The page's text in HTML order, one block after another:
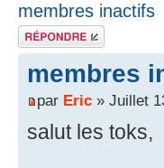
membres inactifs
Répondre
membres
par Eric » Juillet
salut les toks,